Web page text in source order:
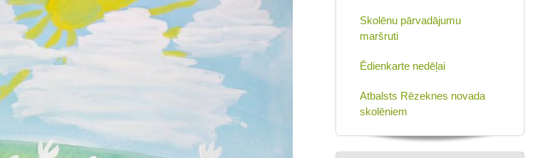
Skolēnu pārvadājumu
maršruti
Ēdienkarte nedēļai
Atbalsts Rēzeknes novada
skolēniem